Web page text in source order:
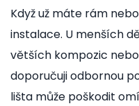
Když už máte rám
instalace. U menších
větších kompozic
doporučuji odbornou
lišta může poškodit